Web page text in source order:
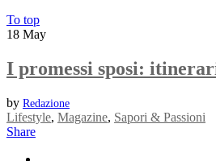
To top
18 May
I promessi sposi:
by Redazione
Lifestyle, Magazine, Sapori & Passioni
Share